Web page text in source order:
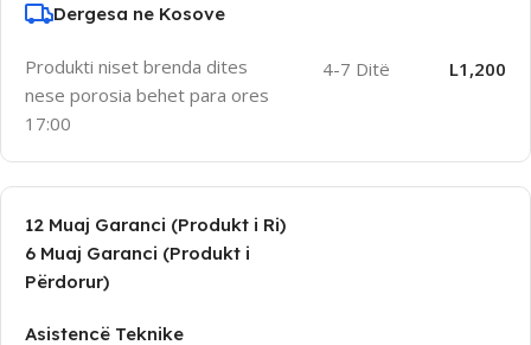
Dergesa ne Kosove
Produkti niset brenda dites
nese porosia behet para ores
17:00
4-7 Ditë L1,200
12 Muaj Garanci (Produkt i Ri)
6 Muaj Garanci (Produkt i
Përdorur)
Asistencë Teknike